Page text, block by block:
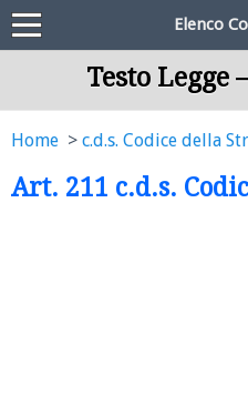
Elenco
Testo Legge
Home c.d.s. Codice della
Art. 211 c.d.s.